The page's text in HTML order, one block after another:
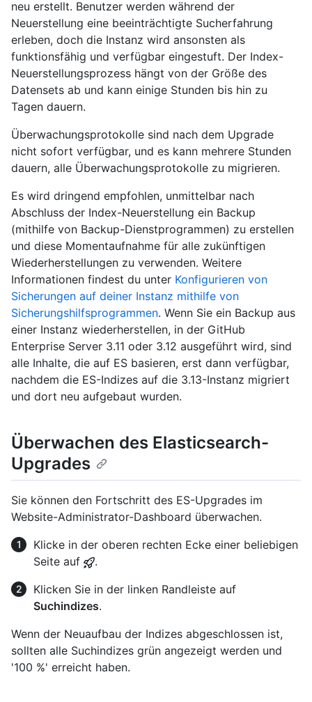
neu erstellt. Benutzer werden während der
Neuerstellung eine beeinträchtigte Sucherfahrung
erleben, doch die Instanz wird ansonsten als
funktionsfähig und verfügbar eingestuft. Der Index-
Neuerstellungsprozess hängt von der Größe des
Datensets ab und kann einige Stunden bis hin zu
Tagen dauern.
Überwachungsprotokolle sind nach dem Upgrade
nicht sofort verfügbar, und es kann mehrere Stunden
dauern, alle Überwachungsprotokolle zu migrieren.
Es wird dringend empfohlen, unmittelbar nach
Abschluss der Index-Neuerstellung ein Backup
(mithilfe von Backup-Dienstprogrammen) zu erstellen
und diese Momentaufnahme für alle zukünftigen
Wiederherstellungen zu verwenden. Weitere
Informationen findest du unter Konfigurieren von
Sicherungen auf deiner Instanz mithilfe von
Sicherungshilfsprogrammen. Wenn Sie ein Backup aus
einer Instanz wiederherstellen, in der GitHub
Enterprise Server 3.11 oder 3.12 ausgeführt wird, sind
alle Inhalte, die auf ES basieren, erst dann verfügbar,
nachdem die ES-Indizes auf die 3.13-Instanz migriert
und dort neu aufgebaut wurden.
Überwachen des Elasticsearch-
Upgrades
Sie können den Fortschritt des ES-Upgrades im
Website-Administrator-Dashboard überwachen.
Klicke in der oberen rechten Ecke einer beliebigen
Seite auf
.
Klicken Sie in der linken Randleiste auf
Suchindizes.
Wenn der Neuaufbau der Indizes abgeschlossen ist,
sollten alle Suchindizes grün angezeigt werden und
'100 %' erreicht haben.